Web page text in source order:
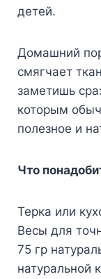
детей.
Домашний
смягчает
заметишь
которым
полезное и
Что
Терка или
Весы для
75 гр
натуральной